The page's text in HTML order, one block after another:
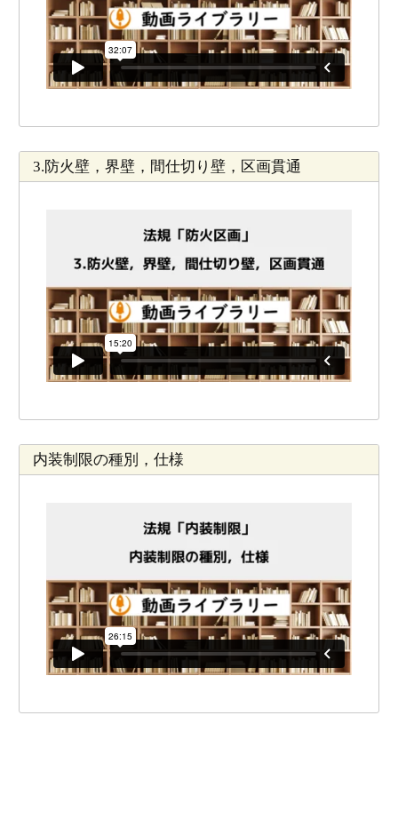
3.防火壁，界壁，間仕切り壁，区画貫通
内装制限の種別，仕様